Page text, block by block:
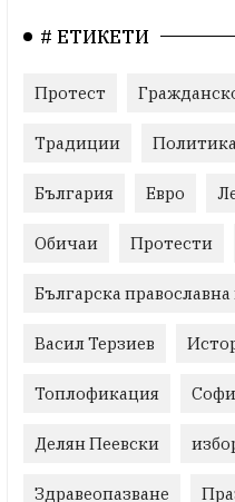
# ЕТИКЕТИ
Протест
Традиции
България Евро
Обичаи Протести
Българска
Васил Терзиев
Топлофикация
Делян Пеевски
Здравеопазване